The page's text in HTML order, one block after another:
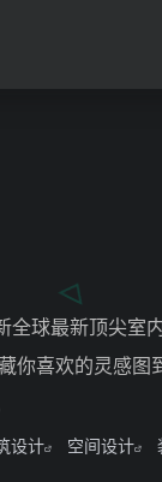
全球最新顶尖室
你喜欢的灵感图
设计 空间设计